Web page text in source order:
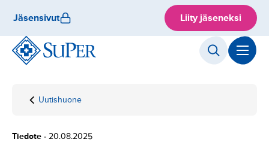
sisältöön
Jäsensivut Liity jäseneksi
Etusivu
Uutishuone
Koulutuskorvauksen
Tiedote - 20.08.2025